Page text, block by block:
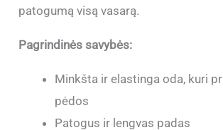
patogumą visą vasarą.
Pagrindinės savybės:
Minkšta ir elastinga oda, kuri
pėdos
Patogus ir lengvas padas